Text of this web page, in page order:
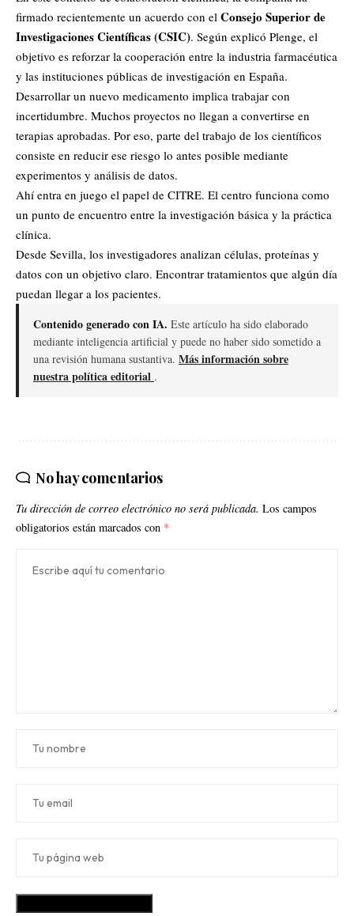
firmado recientemente un acuerdo con el Consejo Superior de
Investigaciones Científicas (CSIC). Según explicó Plenge, el
objetivo es reforzar la cooperación entre la industria farmacéutica
y las instituciones públicas de investigación en España.
Desarrollar un nuevo medicamento implica trabajar con
incertidumbre. Muchos proyectos no llegan a convertirse en
terapias aprobadas. Por eso, parte del trabajo de los científicos
consiste en reducir ese riesgo lo antes posible mediante
experimentos y análisis de datos.
Ahí entra en juego el papel de CITRE. El centro funciona como
un punto de encuentro entre la investigación básica y la práctica
clínica.
Desde Sevilla, los investigadores analizan células, proteínas y
datos con un objetivo claro. Encontrar tratamientos que algún día
puedan llegar a los pacientes.
Contenido generado con IA. Este artículo ha sido elaborado
mediante inteligencia artificial y puede no haber sido sometido a
una revisión humana sustantiva. Más información sobre
nuestra política editorial .
No hay comentarios
Tu dirección de correo electrónico no será publicada. Los campos
obligatorios están marcados con *